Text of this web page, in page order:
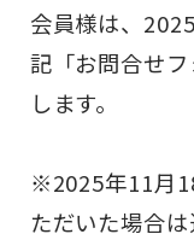
会員様は、
記「お問合せ
します。
※2025年11月
ただいた場合